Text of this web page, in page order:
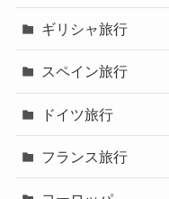
ギリシャ旅行
スペイン旅行
ドイツ旅行
フランス旅行